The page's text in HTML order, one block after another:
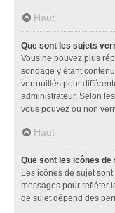
Haut
Que sont les sujets
Vous ne pouvez plus
sondage y étant
verrouillés pour
administrateur. Selon
vous pouvez ou non
Haut
Que sont les icônes de
Les icônes de sujet
messages pour refléter
de sujet dépend des